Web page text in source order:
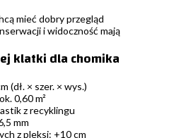
mieć dobry przegląd
i widoczność mają
klatki dla chomika
(dł. × szer. × wys.)
0,60 m²
z recyklingu
mm
z pleksi: +10 cm